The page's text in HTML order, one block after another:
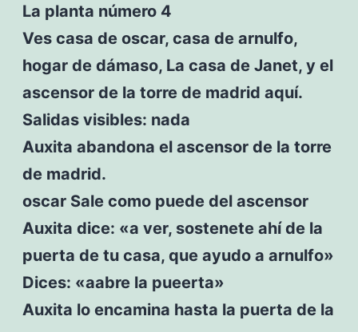
La planta número 4
Ves casa de oscar, casa de arnulfo,
hogar de dámaso, La casa de Janet, y el
ascensor de la torre de madrid aquí.
Salidas visibles: nada
Auxita abandona el ascensor de la torre
de madrid.
oscar Sale como puede del ascensor
Auxita dice: «a ver, sostenete ahí de la
puerta de tu casa, que ayudo a arnulfo»
Dices: «aabre la pueerta»
Auxita lo encamina hasta la puerta de la